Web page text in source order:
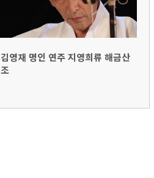
김영재 명인 연주 지영희류 해금산
조